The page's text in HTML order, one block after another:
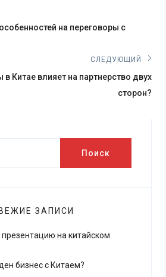
на переговоры с
СЛЕДУЮЩИЙ
в Китае влияет на партнерство двух
сторон?
ЗАПИСИ
презентацию на китайском
бизнес с Китаем?